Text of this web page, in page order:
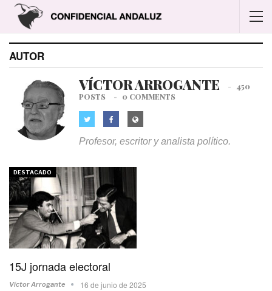
AUTOR
VÍCTOR ARROGANTE
450
POSTS
0 COMMENTS
Profesor, escritor y analista político.
DESTACADO
15J jornada electoral
Víctor Arrogante 16 de junio de 2025